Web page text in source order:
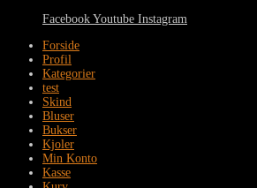
Facebook Youtube Instagram
Forside
Profil
Kategorier
test
Skind
Bluser
Bukser
Kjoler
Min Konto
Kasse